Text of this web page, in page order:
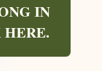
IN